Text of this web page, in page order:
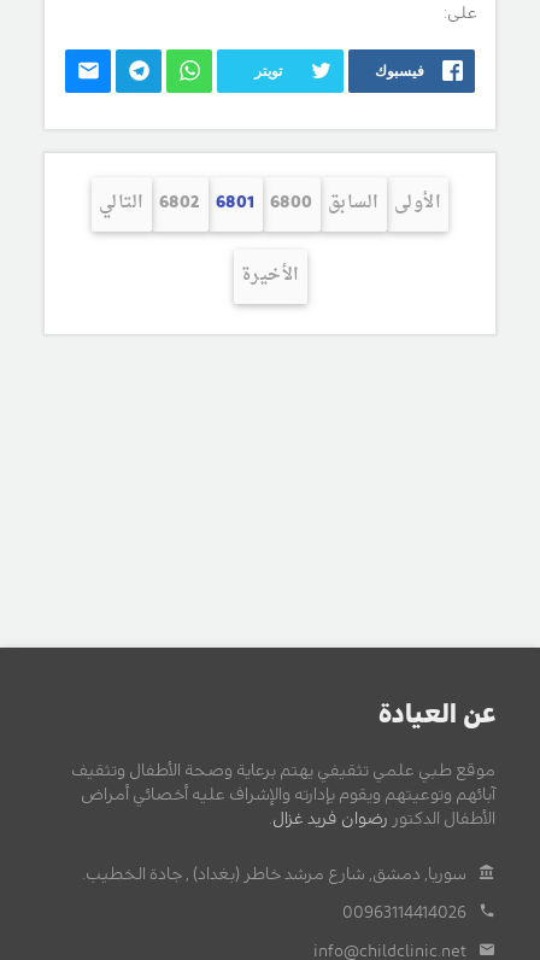
على:
فيسبوك تويتر
الأولى السابق 6800
6801
6802 التالي
الأخيرة
عن العيادة
موقع طبي علمي تثقيفي يهتم برعاية وصحة الأطفال وتثقيف
آبائهم وتوعيتهم ويقوم بإدارته والإشراف عليه أخصائي أمراض
الأطفال الدكتور رضوان فريد غزال
سوريا, دمشق, شارع مرشد خاطر (بغداد) , جادة الخطيب.
00963114414026
info@childclinic.net